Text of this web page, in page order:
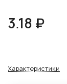
3.18 ₽
Характеристики